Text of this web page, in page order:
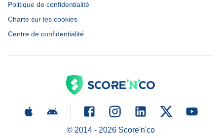
Politique de confidentialité
Charte sur les cookies
Centre de confidentialité
© 2014 - 2026Score'n'co